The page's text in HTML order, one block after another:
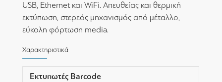
USB, Ethernet και WiFi. Απευθείας και θερμική
εκτύπωση, στερεός μηχανισμός από μέταλλο,
εύκολη φόρτωση media.
Χαρακτηριστικά
Εκτυπωτές Barcode